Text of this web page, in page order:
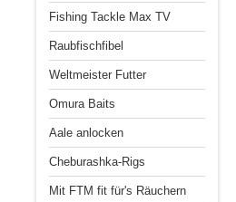
Fishing Tackle Max TV
Raubfischfibel
Weltmeister Futter
Omura Baits
Aale anlocken
Cheburashka-Rigs
Mit FTM fit für's Räuchern